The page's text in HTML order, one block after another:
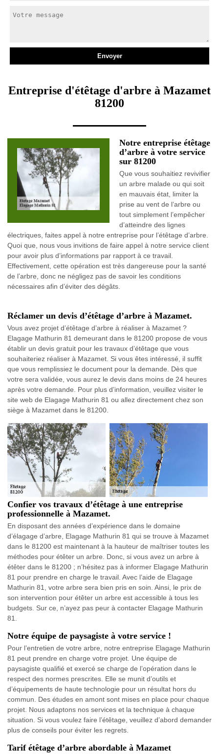
Entreprise d'étêtage d'arbre à Mazamet
81200
Notre entreprise étêtage
d’arbre à votre service
sur 81200
Que vous souhaitiez revivifier
un arbre malade ou qui soit
en mauvais état, limiter la
prise au vent de l’arbre ou
tout simplement l’empêcher
d’atteindre des lignes
électriques, faites appel à notre entreprise pour l’étêtage d’arbre.
Quoi que, nous vous invitions de faire appel à notre service client
pour avoir plus d’informations par rapport à ce travail.
Effectivement, cette opération est très dangereuse pour la santé
de l’arbre, donc ne négligez pas de savoir les conditions
nécessaires afin d’éviter des dégâts.
Réclamer un devis d’étêtage d’arbre à Mazamet.
Vous avez projet d’étêtage d’arbre à réaliser à Mazamet ?
Elagage Mathurin 81 demeurant dans le 81200 propose de vous
établir un devis gratuit pour les travaux d’étêtage que vous
souhaiteriez réaliser à Mazamet. Si vous êtes intéressé, il suffit
que vous remplissiez le document pour la demande. Dès que
votre sera validée, vous aurez le devis dans moins de 24 heures
après votre demande. Pour plus d’information, veuillez visiter le
site web de Elagage Mathurin 81 ou allez directement chez son
siège à Mazamet dans le 81200.
Confier vos travaux d’étêtage à une entreprise
professionnelle à Mazamet.
En disposant des années d’expérience dans le domaine
d’élagage d’arbre, Elagage Mathurin 81 qui se trouve à Mazamet
dans le 81200 est maintenant à la hauteur de maîtriser toutes les
méthodes pour étêter un arbre. Donc, si vous avez un arbre à
étêter dans le 81200 ; n’hésitez pas à informer Elagage Mathurin
81 pour prendre en charge le travail. Avec l’aide de Elagage
Mathurin 81, votre arbre sera bien pris en soin. Ainsi, le prix de
son intervention pour étêter un arbre est accessible à tous les
budgets. Sur ce, n’ayez pas peur à contacter Elagage Mathurin
81.
Notre équipe de paysagiste à votre service !
Pour l’entretien de votre arbre, notre entreprise Elagage Mathurin
81 peut prendre en charge votre projet. Une équipe de
paysagiste qualifié et exercé se charge de l’opération dans le
respect des normes prescrites. Elle se munit d’outils et
d’équipements de haute technologie pour un résultat hors du
commun. Des études en amont sont mises en place pour chaque
projet. Nous adaptons nos services et la technique à chaque
situation. Si vous voulez faire l’étêtage, veuillez d’abord demander
plus de conseils pour éviter les regrets.
Tarif étêtage d’arbre abordable à Mazamet